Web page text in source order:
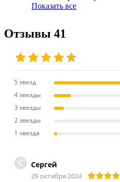
Показать все
Отзывы 41
5 звезд
4 звезды
3 звезды
2 звезды
1 звезда
С Сергей
29 октября 2024